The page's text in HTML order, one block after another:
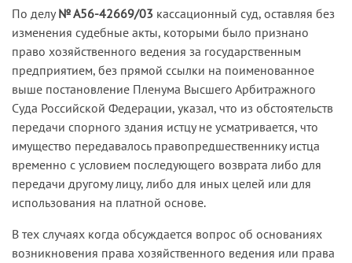
кассационная инстанция сослалась на позицию,
изложенную в постановлении Пленума Высшего
Арбитражного Суда Российской Федерации от
17.09.92 № 13, и указала, что материалами дела
подтверждена передача спорного имущества
истцу для осуществления его уставной
деятельности. Поскольку право хозяйственного
ведения предполагает прежде всего
пользование имуществом, а судом установлено,
что истец на протяжении длительного времени
и на момент разрешения спора правомерно
признал правильными выводы первой и
апелляционной инстанций о принадлежности
По делу№ А56-42669/03 кассационный суд, оставляя без
изменения судебные акты, которыми было признано
право хозяйственного ведения за государственным
предприятием, без прямой ссылки на поименованное
выше постановление Пленума Высшего Арбитражного
Суда Российской Федерации, указал, что из обстоятельств
передачи спорного здания истцу не усматривается, что
имущество передавалось правопредшественнику истца
временно с условием последующего возврата либо для
передачи другому лицу, либо для иных целей или для
использования на платной основе.
В тех случаях когда обсуждается вопрос об основаниях
возникновения права хозяйственного ведения или права